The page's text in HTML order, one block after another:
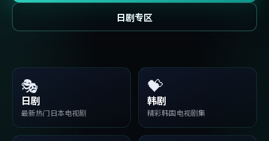
日剧专区
🎭
日剧
最新热门日本电视剧
💝
韩剧
精彩韩国电视剧集